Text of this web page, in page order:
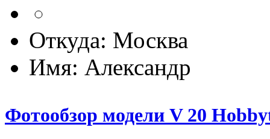
Откуда: Москва
Имя: Александр
Фотообзор модели V 20